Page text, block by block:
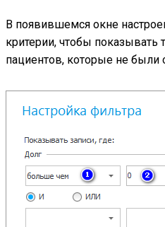
В появившемся окне
критерии, чтобы показывать
пациентов, которые не были